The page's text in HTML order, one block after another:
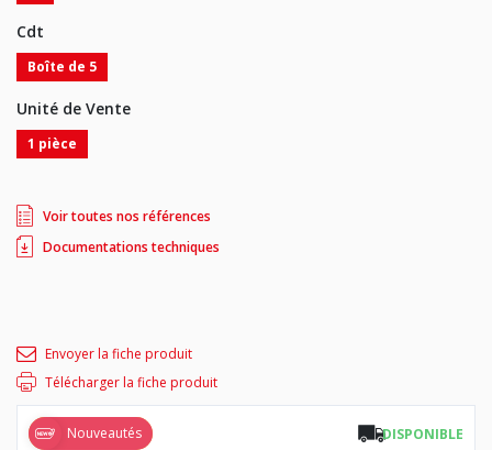
Cdt
Boîte de 5
Unité de Vente
1 pièce
Voir toutes nos références
Documentations techniques
Envoyer la fiche produit
Télécharger la fiche produit
Nouveautés
DISPONIBLE